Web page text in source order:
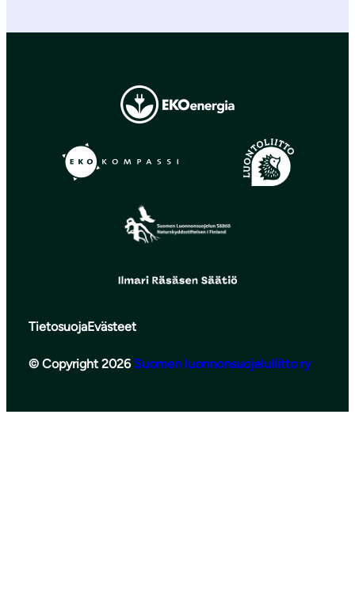
TietosuojaEvästeet
© Copyright 2026 Suomen luonnonsuojeluliitto ry